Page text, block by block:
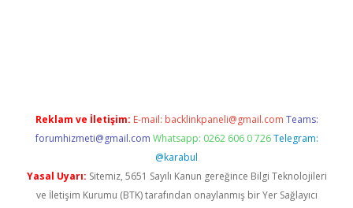
Reklam ve İletişim: E-mail: backlinkpaneli@gmail.com Teams:
forumhizmeti@gmail.com Whatsapp: 0262 606 0 726 Telegram:
@karabul
Yasal Uyarı: Sitemiz, 5651 Sayılı Kanun gereğince Bilgi Teknolojileri
ve İletişim Kurumu (BTK) tarafından onaylanmış bir Yer Sağlayıcı